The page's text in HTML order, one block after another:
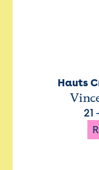
Hauts
21